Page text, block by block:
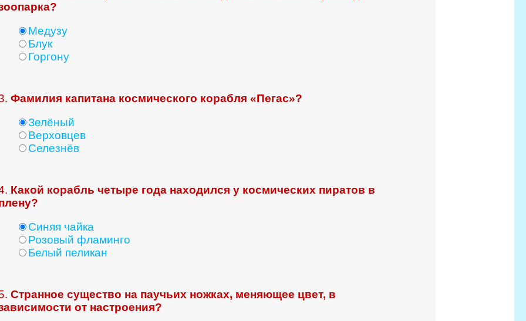
Медузу
Блук
Горгону
Фамилия капитана космического корабля «Пегас»?
Зелёный
Верховцев
Селезнёв
Какой корабль четыре года находился у космических пиратов в
Синяя чайка
Розовый фламинго
Белый пеликан
Странное существо на паучьих ножках, меняющее цвет, в
от настроения?